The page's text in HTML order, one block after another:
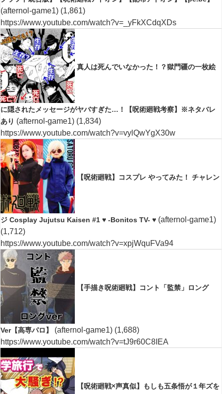
(afternol-game1) (1,861)
https://www.youtube.com/watch?v=_yFkXCdqXDs
真人は死んでいなかった！？獄門疆の一枚絵
に隠されたメッセージがヤバすぎた…！【呪術廻戦考察】※ネタバレ
あり (afternol-game1) (1,834)
https://www.youtube.com/watch?v=vylQwYgX30w
【呪術廻戦】コスプレ やってみた！ チャレン
ジ Cosplay Jujutsu Kaisen #1 ♥ -Bonitos TV- ♥ (afternol-game1)
(1,712)
https://www.youtube.com/watch?v=xpjWquFVa94
【手描き呪術廻戦】コント「監禁」ロング
Ver【高専パロ】 (afternol-game1) (1,688)
https://www.youtube.com/watch?v=tJ9r60C8IEA
【呪術廻戦×声真似】もしも五条悟が１年ズを